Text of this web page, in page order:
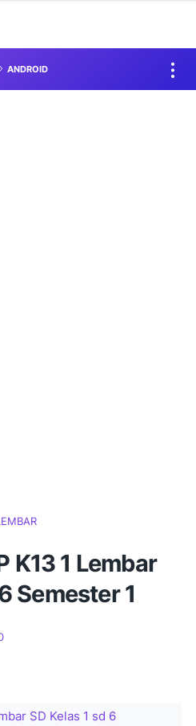
ANDROID
K13 1 Lembar
Semester 1
SD Kelas 1 sd 6